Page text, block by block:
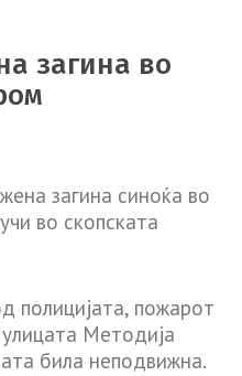
загина во
загина синоќа во
во скопската
полицијата, пожарот
Методија
била неподвижна.